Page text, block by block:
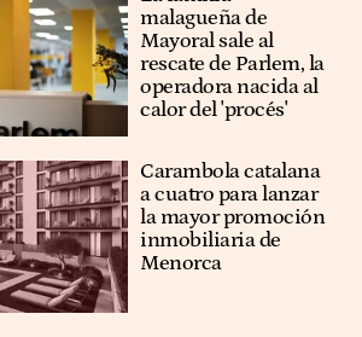
malagueña de
Mayoral sale al
rescate de Parlem, la
operadora nacida al
calor del 'procés'
Carambola catalana
a cuatro para lanzar
la mayor promoción
inmobiliaria de
Menorca